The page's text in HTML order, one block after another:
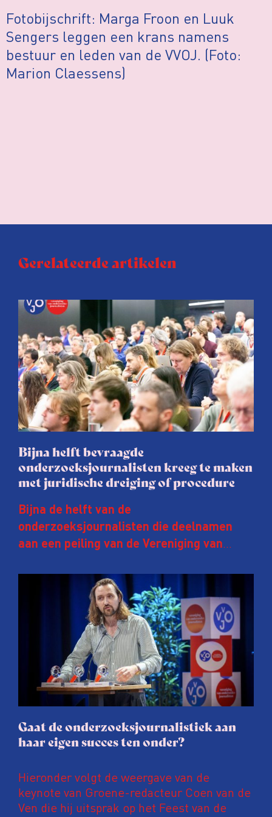
Fotobijschrift: Marga Froon en Luuk
Sengers leggen een krans namens
bestuur en leden van de VVOJ. (Foto:
Marion Claessens)
Gerelateerde artikelen
Bijna helft bevraagde
onderzoeksjournalisten kreeg te maken
met juridische dreiging of procedure
Bijna de helft van de
onderzoeksjournalisten die deelnamen
aan een peiling van de Vereniging van
afgelopen twee jaar te maken met
juridische dreiging of een juridische
procedure rond het eigen werk. Dat kost
journalisten tijd, ook ervaren zij stress en
soms worden publicaties aangepast of
gaat de hele publicatie zelfs niet door.
Gaat de onderzoeksjournalistiek aan
haar eigen succes ten onder?
Hieronder volgt de weergave van de
keynote van Groene-redacteur Coen van de
Ven die hij uitsprak op het Feest van de